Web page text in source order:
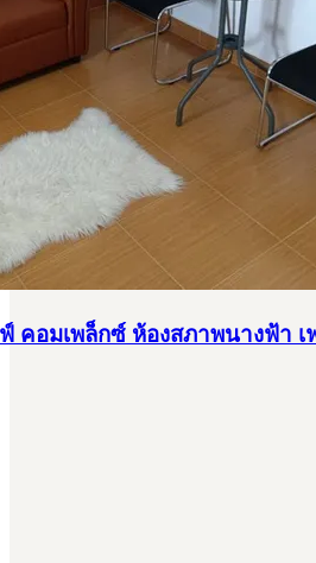
คอมเพล็กซ์ ห้องสภาพนางฟ้า